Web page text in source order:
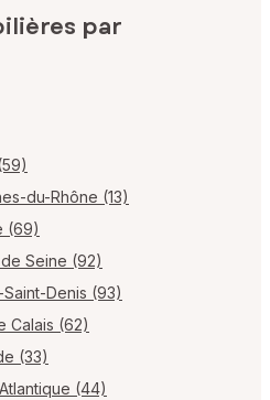
par
du-Rhône (13)
(69)
Seine (92)
Denis (93)
Calais (62)
(33)
(44)